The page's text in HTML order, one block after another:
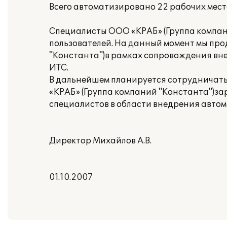
Всего автоматизировано 22 рабочих
Специалисты ООО «КРАБ» (Группа
пользователей. На данный момент мы
"Константа")в рамках сопровождения
ИТС.
В дальнейшем планируется
«КРАБ» (Группа компаний
специалистов в области внедрения
Директор Михайлов А.В.
01.10.2007